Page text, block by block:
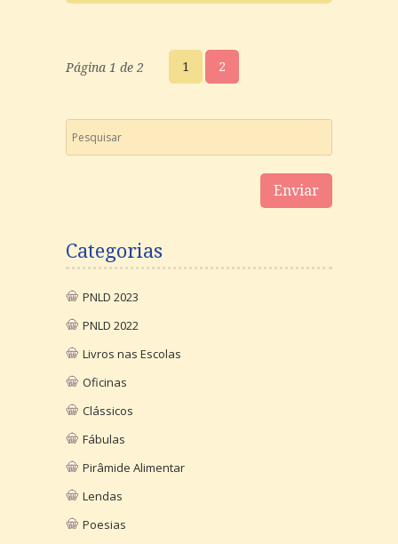
Página 1 de 2 1 2
Categorias
PNLD 2023
PNLD 2022
Livros nas Escolas
Oficinas
Clássicos
Fábulas
Pirâmide Alimentar
Lendas
Poesias